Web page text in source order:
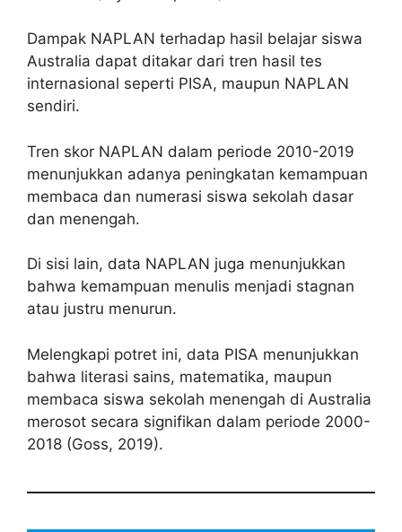
Dampak NAPLAN terhadap hasil belajar siswa
Australia dapat ditakar dari tren hasil tes
internasional seperti PISA, maupun NAPLAN
sendiri.
Tren skor NAPLAN dalam periode 2010-2019
menunjukkan adanya peningkatan kemampuan
membaca dan numerasi siswa sekolah dasar
dan menengah.
Di sisi lain, data NAPLAN juga menunjukkan
bahwa kemampuan menulis menjadi stagnan
atau justru menurun.
Melengkapi potret ini, data PISA menunjukkan
bahwa literasi sains, matematika, maupun
membaca siswa sekolah menengah di Australia
merosot secara signifikan dalam periode 2000-
2018 (Goss, 2019).